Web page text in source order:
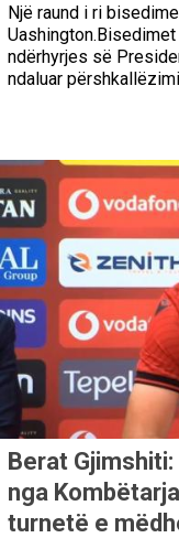
Një raund i ri
ndërhyrjes së
ndaluar
Berat
nga
turnetë e